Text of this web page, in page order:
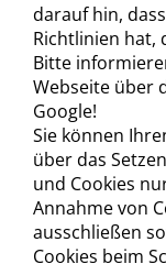
darauf hin,
Richtlinien hat,
Bitte
Webseite über
Google!
Sie können
über das
und Cookies
Annahme von
ausschließen
Cookies beim